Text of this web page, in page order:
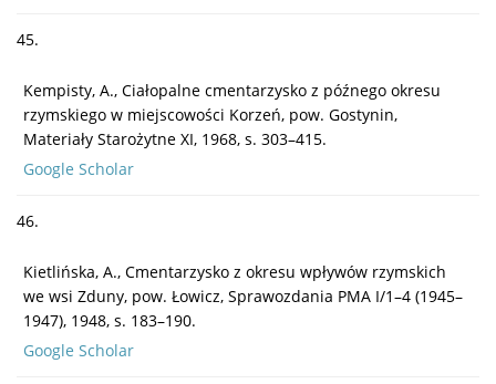
45.
Kempisty, A., Ciałopalne cmentarzysko z późnego okresu
rzymskiego w miejscowości Korzeń, pow. Gostynin,
Materiały Starożytne XI, 1968, s. 303–415.
Google Scholar
46.
Kietlińska, A., Cmentarzysko z okresu wpływów rzymskich
we wsi Zduny, pow. Łowicz, Sprawozdania PMA I/1–4 (1945–
1947), 1948, s. 183–190.
Google Scholar